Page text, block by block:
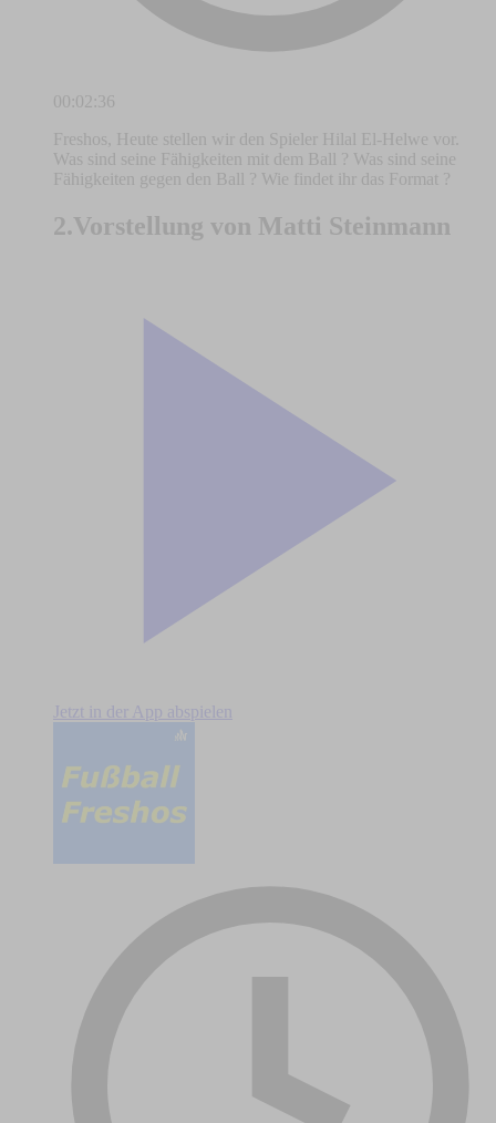
00:02:36
Freshos, Heute stellen wir den Spieler Hilal El-Helwe vor.
Was sind seine Fähigkeiten mit dem Ball ? Was sind seine
Fähigkeiten gegen den Ball ? Wie findet ihr das Format ?
2.Vorstellung von Matti Steinmann
Jetzt in der App abspielen